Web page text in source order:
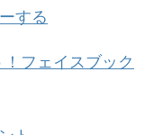
する
フェイスブック